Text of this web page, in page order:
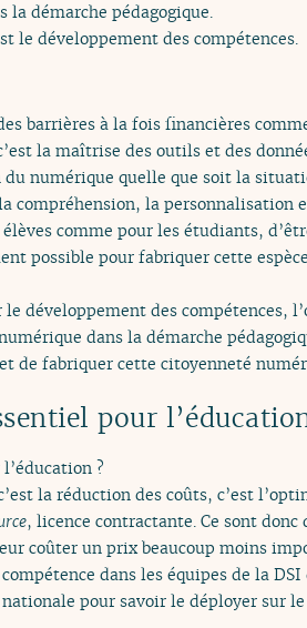
la démarche pédagogique.
le développement des compétences.
barrières à la fois financières
la maîtrise des outils et des
numérique quelle que soit la
compréhension, la
comme pour les étudiants,
possible pour fabriquer cette
développement des compétences,
dans la démarche
de fabriquer cette citoyenneté
pour
?
la réduction des coûts, c’est
, licence contractante. Ce sont
coûter un prix beaucoup moins
dans les équipes de la
pour savoir le déployer sur